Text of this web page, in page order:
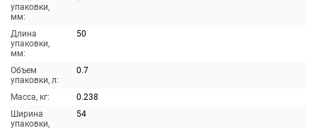
упаковки,
мм:
Длина
упаковки,
мм:
50
Объем
упаковки, л:
0.7
Масса, кг:
0.238
Ширина
упаковки,
54